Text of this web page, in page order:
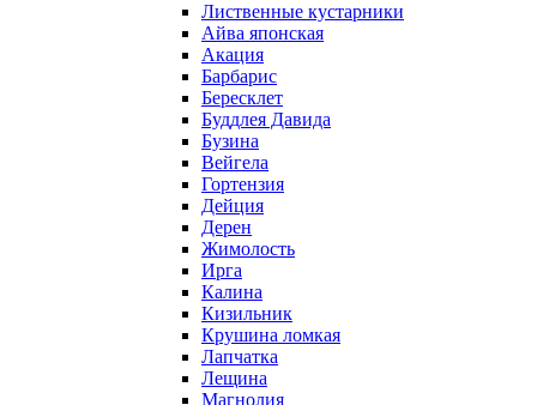
Лиственные кустарники
Айва японская
Акация
Барбарис
Бересклет
Буддлея Давида
Бузина
Вейгела
Гортензия
Дейция
Дерен
Жимолость
Ирга
Калина
Кизильник
Крушина ломкая
Лапчатка
Лещина
Магнолия